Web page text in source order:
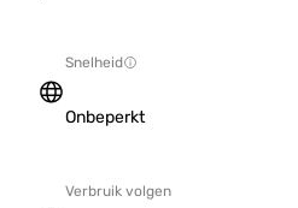
Snelheid
Onbeperkt
Verbruik volgen